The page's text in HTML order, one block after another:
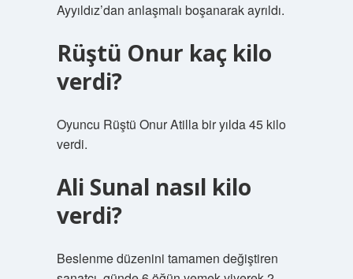
Ayyıldız’dan anlaşmalı boşanarak ayrıldı.
Rüştü Onur kaç kilo
verdi?
Oyuncu Rüştü Onur Atilla bir yılda 45 kilo
verdi.
Ali Sunal nasıl kilo
verdi?
Beslenme düzenini tamamen değiştiren